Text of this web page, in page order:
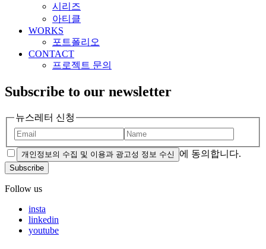
시리즈
아티클
WORKS
포트폴리오
CONTACT
프로젝트 문의
Subscribe to our newsletter
뉴스레터 신청
개인정보의 수집 및 이용과 광고성 정보 수신 에 동의합니다.
Subscribe
Follow us
insta
linkedin
youtube